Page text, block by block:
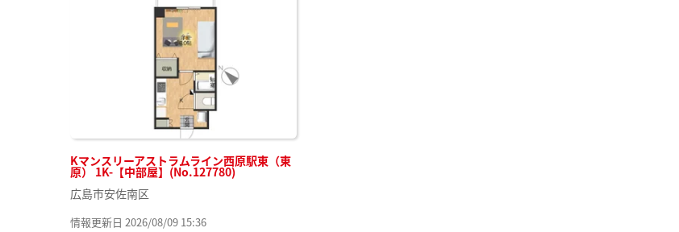
Kマンスリーアストラムライン西原駅東（東
原） 1K-【中部屋】(No.127780)
広島市安佐南区
情報更新日 2026/08/09 15:36